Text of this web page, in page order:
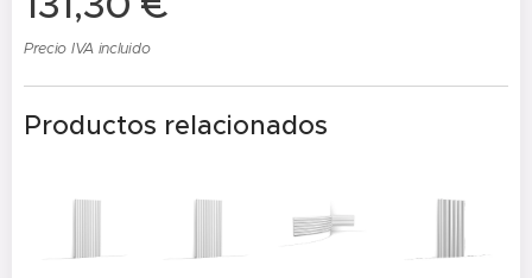
Precio IVA incluido
Productos relacionados